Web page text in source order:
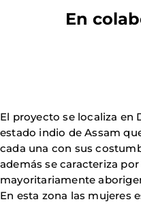
En
El proyecto se localiza en
estado indio de Assam
cada una con sus
además se caracteriza
mayoritariamente
En esta zona las mujeres